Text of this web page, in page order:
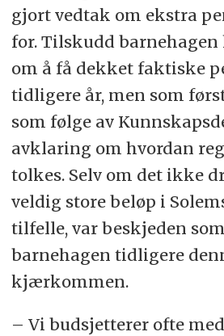
gjort vedtak om ekstra
for. Tilskudd
om å få dekket faktiske
tidligere år, men som
som følge av
avklaring om hvordan
tolkes. Selv om det ikke
veldig store beløp i
tilfelle, var beskjeden
barnehagen tidligere
kjærkommen.
– Vi budsjetterer ofte